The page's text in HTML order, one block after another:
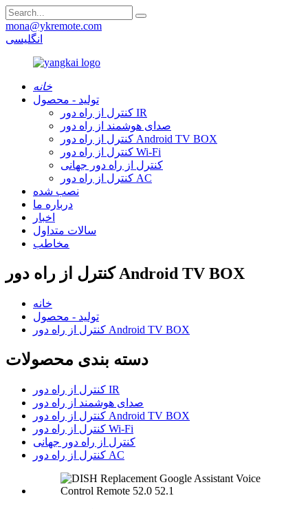
mona@ykremote.com
انگلیسی
خانه
تولید - محصول
کنترل از راه دور IR
صدای هوشمند از راه دور
کنترل از راه دور Android TV BOX
کنترل از راه دور Wi-Fi
کنترل از راه دور جهانی
کنترل از راه دور AC
نصب شده
درباره ما
اخبار
سالات متداول
مخاطب
کنترل از راه دور Android TV BOX
خانه
تولید - محصول
کنترل از راه دور Android TV BOX
دسته بندی محصولات
کنترل از راه دور IR
صدای هوشمند از راه دور
کنترل از راه دور Android TV BOX
کنترل از راه دور Wi-Fi
کنترل از راه دور جهانی
کنترل از راه دور AC